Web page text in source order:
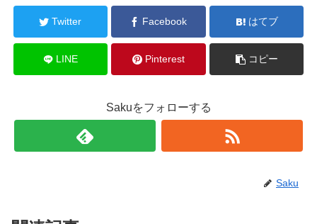
Twitter Facebook はてブ
LINE Pinterest コピー
Sakuをフォローする
Saku